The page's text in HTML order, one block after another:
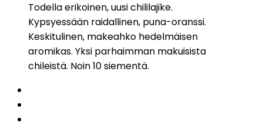
Todella erikoinen, uusi chililajike.
Kypsyessään raidallinen, puna-oranssi.
Keskitulinen, makeahko hedelmäisen
aromikas. Yksi parhaimman makuisista
chileistä. Noin 10 siementä.